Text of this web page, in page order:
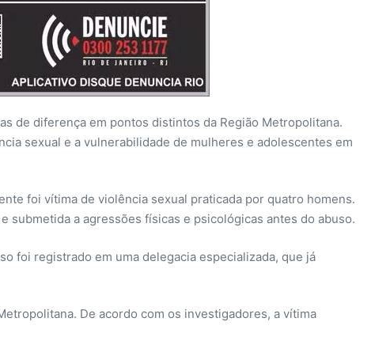
de diferença em pontos distintos da Região Metropolitana.
sexual e a vulnerabilidade de mulheres e adolescentes em
foi vítima de violência sexual praticada por quatro homens.
submetida a agressões físicas e psicológicas antes do abuso.
foi registrado em uma delegacia especializada, que já
De acordo com os investigadores, a vítima